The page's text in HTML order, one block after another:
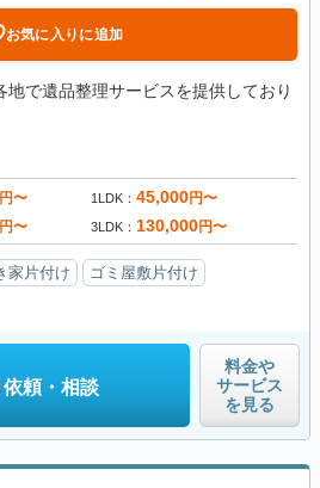
お気に入りに追加
で遺品整理サービスを提供しており
円〜 1LDK 45,000円〜
円〜 3LDK 130,000円〜
家片付け
ゴミ屋敷片付け
依頼・相談
料金や
サービス
を見る